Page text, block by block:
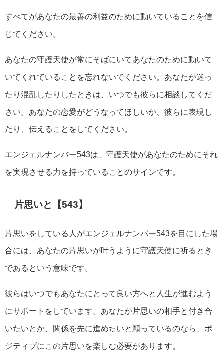
すべてがあなたの最善の利益のために動いていることを信
じてください。
あなたの守護天使が常にそばにいてあなたのために動いて
いてくれていることを忘れないでください。あなたが迷っ
たり混乱したりしたときは、いつでも彼らに相談してくだ
さい。あなたの恋愛がどうなってほしいか、彼らに表現し
たり、伝えることをしてください。
エンジェルナンバー543は、守護天使があなたのためにそれ
を実現させる力を持っていることのサインです。
片思いと【543】
片思いをしている人がエンジェルナンバー543を目にした場
合には、あなたの片思いが叶うように守護天使に祈るとき
であるという意味です。
彼らはいつでもあなたにとって良い方へと人生が進むよう
にサポートをしています。あなたが片思いの相手と付き合
いたいとか、関係を先に進めたいと願っているのなら、ポ
ジティブにこの片思いを楽しむ必要があります。